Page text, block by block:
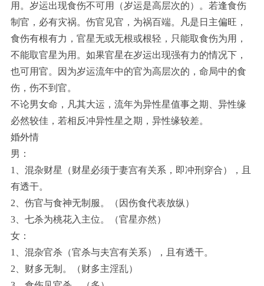
用。岁运出现食伤不可用（岁运是高层次的）。若逢食伤
制官，必有灾祸。伤官见官，为祸百端。凡是日主偏旺，
食伤有根有力，官星无或无根或根轻，只能取食伤为用，
不能取官星为用。如果官星在岁运出现强有力的情况下，
也可用官。因为岁运流年中的官为高层次的，命局中的食
伤，伤不到官。
不论男女命，凡其大运，流年为异性星值事之期、异性缘
必然较佳，若相反冲异性星之期，异性缘较差。
婚外情
男：
1、混杂财星（财星必须于妻宫有关系，即冲刑穿合），且
有透干。
2、伤官与食神无制服。（因伤食代表放纵）
3、七杀为桃花入主位。（官星亦然）
女：
1、混杂官杀（官杀与夫宫有关系），且有透干。
2、财多无制。（财多主淫乱）